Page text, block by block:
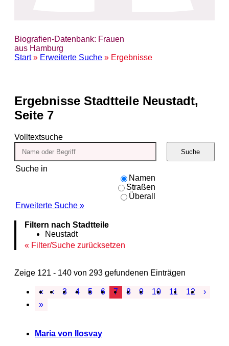
Biografien-Datenbank: Frauen
aus Hamburg
Start» Erweiterte Suche » Ergebnisse
Ergebnisse Stadtteile Neustadt,
Seite 7
Volltextsuche
Suche in
Namen
Straßen
Überall
Erweiterte Suche »
Suche
Filtern nach Stadtteile
Neustadt
Filter/Suche zurücksetzen
Zeige 121 - 140 von 293 gefundenen Einträgen
« ‹ 3 4 5 6 7 8 9 10 11 12
›
»
Maria von Ilosvay